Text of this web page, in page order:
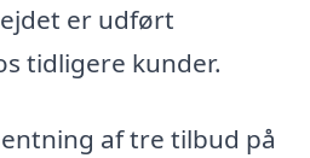
er udført
tidligere kunder.
af tre tilbud på